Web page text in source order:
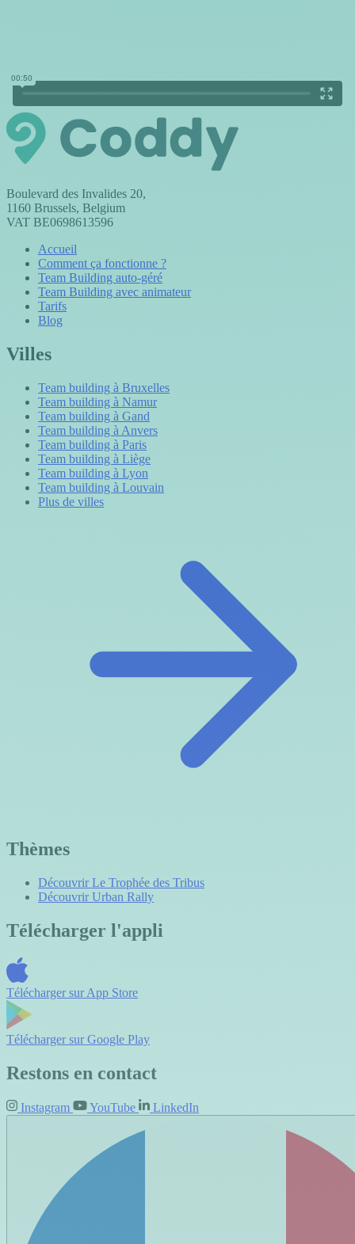
Boulevard des Invalides 20,
1160 Brussels, Belgium
VAT BE0698613596
Accueil
Comment ça fonctionne ?
Team Building auto-géré
Team Building avec animateur
Tarifs
Blog
Villes
Team building à Bruxelles
Team building à Namur
Team building à Gand
Team building à Anvers
Team building à Paris
Team building à Liège
Team building à Lyon
Team building à Louvain
Plus de villes
Thèmes
Découvrir Le Trophée des Tribus
Découvrir Urban Rally
Télécharger l'appli
Télécharger sur App Store
Télécharger sur Google Play
Restons en contact
Instagram YouTube LinkedIn